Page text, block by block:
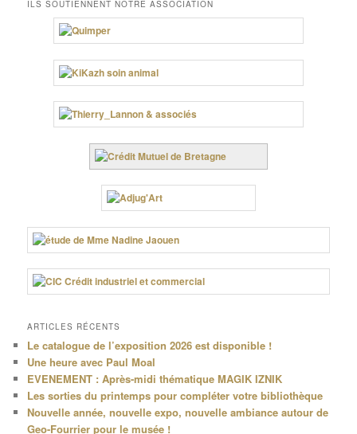
ILS SOUTIENNENT NOTRE ASSOCIATION
ARTICLES RÉCENTS
Le catalogue de l’exposition 2026 est disponible !
Une heure avec Paul Moal
EVENEMENT : Après-midi thématique MAGIK IZNIK
Les sorties du printemps pour compléter votre bibliothèque
Nouvelle année, nouvelle expo, nouvelle ambiance autour de
Geo-Fourrier pour le musée !